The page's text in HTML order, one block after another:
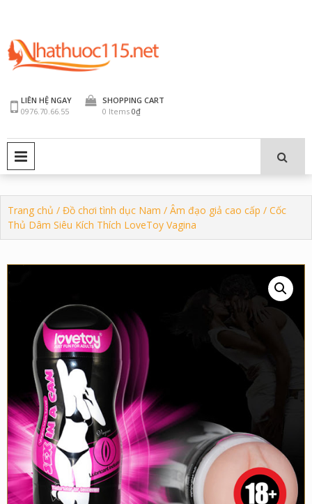
content
LIÊN HỆ NGAY
0976.70.66.55
SHOPPING CART
0 Items 0₫
Trang chủ / Đồ chơi tình dục Nam / Âm đạo giả cao cấp / Cốc
Thủ Dâm Siêu Kích Thích LoveToy Vagina